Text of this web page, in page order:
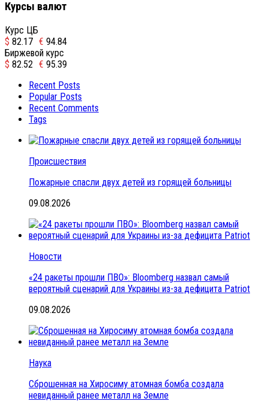
Курсы валют
Курс ЦБ
$ 82.17 € 94.84
Биржевой курс
$ 82.52 € 95.39
Recent Posts
Popular Posts
Recent Comments
Tags
Происшествия
Пожарные спасли двух детей из горящей больницы
09.08.2026
Новости
«24 ракеты прошли ПВО»: Bloomberg назвал самый
вероятный сценарий для Украины из-за дефицита Patriot
09.08.2026
Наука
Сброшенная на Хиросиму атомная бомба создала
невиданный ранее металл на Земле